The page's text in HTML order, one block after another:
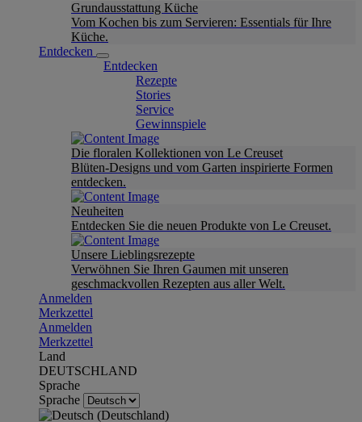
Grundausstattung Küche
Vom Kochen bis zum Servieren: Essentials für Ihre
Küche.
Entdecken
Entdecken
Rezepte
Stories
Service
Gewinnspiele
Die floralen Kollektionen von Le Creuset
Blüten-Designs und vom Garten inspirierte Formen
entdecken.
Neuheiten
Entdecken Sie die neuen Produkte von Le Creuset.
Unsere Lieblingsrezepte
Verwöhnen Sie Ihren Gaumen mit unseren
geschmackvollen Rezepten aus aller Welt.
Anmelden
Merkzettel
Anmelden
Merkzettel
Land
DEUTSCHLAND
Sprache
Sprache